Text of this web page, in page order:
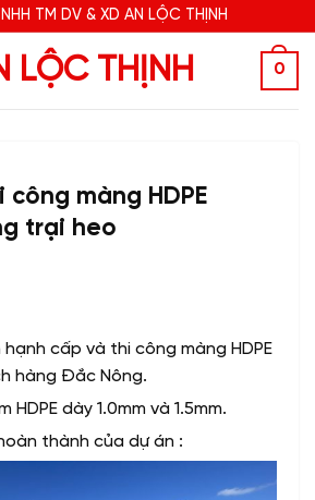
TM DV & XD AN LỘC THỊNH
0
màng HDPE
trại heo
hạnh cấp và thi công màng HDPE
hàng Đắc Nông.
HDPE dày 1.0mm và 1.5mm.
thành của dự án :